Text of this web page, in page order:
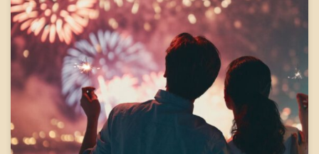
Gibt es noch zwei Pärchen, die über Silvester mit nach Spanien
wollen? MitEin bisschen mehr Wärme…Ein bisschen mehr Licht…
gemeinsam in das neue Jahr starten. Erst heute habe ich in der
Supervision von einem Pärchen gehört, denen das
Geburtsnachsorgegespräch für die Trauer- und Traumaarbeit nach
dem Schwangerschaftsverlust sehr gut getan […]